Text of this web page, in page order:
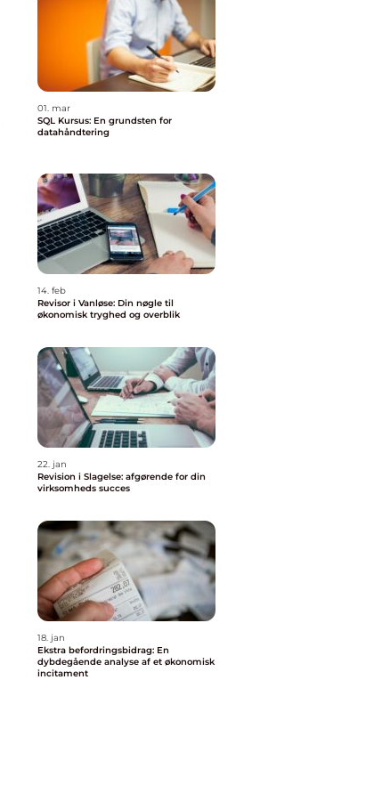
01. mar
SQL Kursus: En grundsten for
datahåndtering
14. feb
Revisor i Vanløse: Din nøgle til
økonomisk tryghed og overblik
22. jan
Revision i Slagelse: afgørende for din
virksomheds succes
18. jan
Ekstra befordringsbidrag: En
dybdegående analyse af et økonomisk
incitament